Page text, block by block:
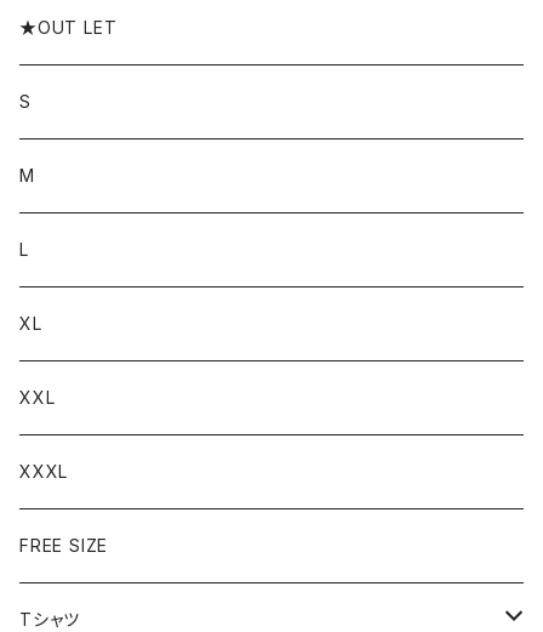
★OUT LET
S
M
L
XL
XXL
XXXL
FREE SIZE
Tシャツ